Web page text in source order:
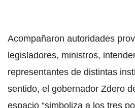
Acompañaron autoridades
legisladores, ministros,
representantes de distintas
sentido, el gobernador Zdero
espacio “simboliza a los tres